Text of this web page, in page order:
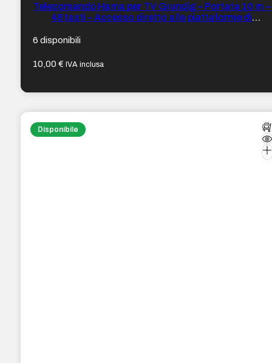
Telecomando Hama per TV Grundig – Portata 10 m –
48 tasti – Accesso diretto alle piattaforme di
6 disponibili
10,00€ IVA inclusa
Disponibile